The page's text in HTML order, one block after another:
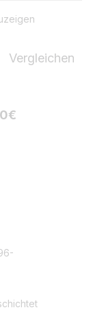
Vergleichen